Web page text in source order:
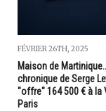
FÉVRIER 26TH, 2025
Maison de
chronique de Serge
"offre" 164 500 € à la
Paris